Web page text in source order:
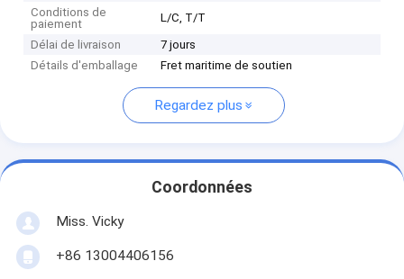
Conditions de
paiement
L/C, T/T
Délai de livraison
7 jours
Détails d'emballage
Fret maritime de soutien
Regardez plus
Coordonnées
Miss. Vicky
+86 13004406156